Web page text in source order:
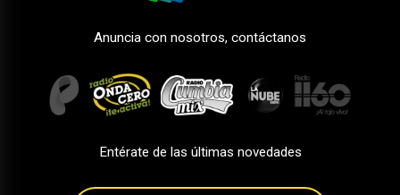
Anuncia con nosotros, contáctanos
Entérate de las últimas novedades